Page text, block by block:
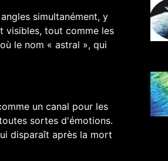
simultanément, y
visibles, tout comme les
le nom « astral », qui
un canal pour les
sortes d'émotions.
disparaît après la mort